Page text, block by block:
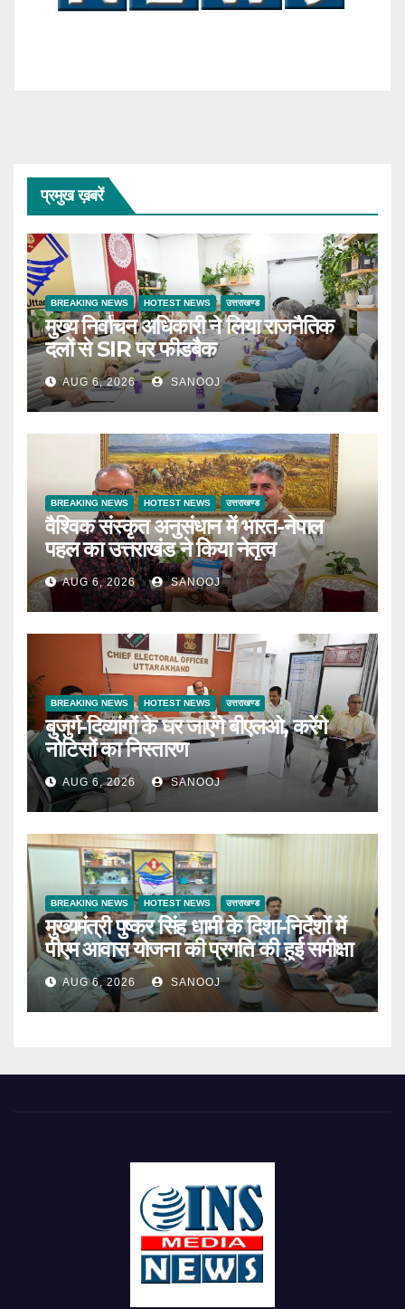
प्रमुख ख़बरें
BREAKING NEWS HOTEST NEWS उत्तराखण्ड
मुख्य निर्वाचन अधिकारी ने लिया राजनैतिक
दलों से SIR पर फीडबैक
AUG 6, 2026 SANOOJ
BREAKING NEWS HOTEST NEWS उत्तराखण्ड
वैश्विक संस्कृत अनुसंधान में भारत-नेपाल
पहल का उत्तराखंड ने किया नेतृत्व
AUG 6, 2026 SANOOJ
BREAKING NEWS HOTEST NEWS उत्तराखण्ड
बुजुर्ग-दिव्यांगों के घर जाएंगे बीएलओ, करेंगे
नोटिसों का निस्तारण
AUG 6, 2026 SANOOJ
BREAKING NEWS HOTEST NEWS उत्तराखण्ड
मुख्यमंत्री पुष्कर सिंह धामी के दिशा-निर्देशों में
पीएम आवास योजना की प्रगति की हुई समीक्षा
AUG 6, 2026 SANOOJ